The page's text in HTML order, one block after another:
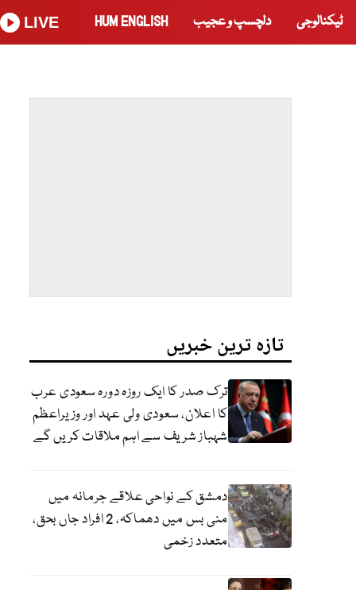
ٹیکنالوجی دلچسپ و عجیب HUM ENGLISH
LIVE
تازہ ترین خبریں
ترک صدر کا ایک روزہ دورہ سعودی عرب
کا اعلان، سعودی ولی عہد اور وزیراعظم
شہباز شریف سے اہم ملاقات کریں گے
دمشق کے نواحی علاقے جرمانہ میں
منی بس میں دھماکہ، 2 افراد جاں بحق،
متعدد زخمی